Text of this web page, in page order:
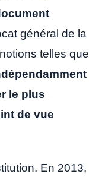
général de la
telles que
le plus
de vue
En 2013,